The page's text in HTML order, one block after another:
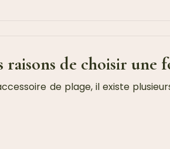
de choisir une
de plage, il existe